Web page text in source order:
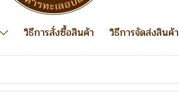
วิธีการสั่งซื้อสินค้า วิธีการจัดส่งสินค้า